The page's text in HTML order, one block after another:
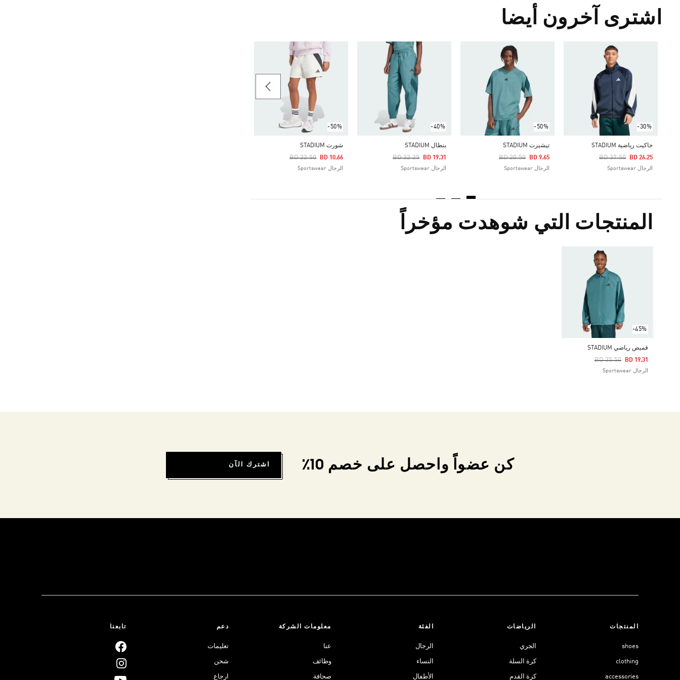
اشترى آخرون أيضا
-30%
جاكيت رياضية STADIUM
Price Reduced From
BD 37.50
To BD 26.25
الرجال Sportswear
-50%
تيشيرت STADIUM
Price Reduced From
BD 20.50
To BD 9.65
الرجال Sportswear
-40%
بنطال STADIUM
Price Reduced From
BD 32.25
To BD 19.31
الرجال Sportswear
-50%
شورت STADIUM
Price Reduced From
BD 22.50
To BD 10.66
الرجال Sportswear
Price Reduced From
المنتجات التي شوهدت مؤخراً
-45%
قميص رياضي STADIUM
Price Reduced From
BD 35.50
To BD 19.31
الرجال Sportswear
كن عضواً واحصل على خصم 10٪ اشترك الآن
المنتجات
shoes
clothing
accessories
الرياضات
الجري
كرة السلة
كرة القدم
الفئة
الرجال
النساء
الأطفال
معلومات الشركة
عنا
وظائف
صحافة
دعم
تعليمات
شحن
ارجاع
تابعنا